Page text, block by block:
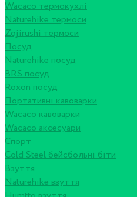
Wacaco термокухлі
Naturehike термоси
Zojirushi термоси
Посуд
Naturehike посуд
BRS посуд
Roxon посуд
Портативні кавоварки
Wacaco кавоварки
Wacaco аксесуари
Спорт
Cold Steel бейсбольні біти
Взуття
Naturehike взуття